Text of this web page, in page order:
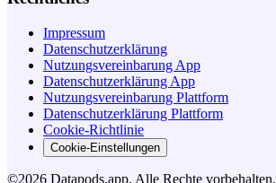
Impressum
Datenschutzerklärung
Nutzungsvereinbarung App
Datenschutzerklärung App
Nutzungsvereinbarung Plattform
Datenschutzerklärung Plattform
Cookie-Richtlinie
Cookie-Einstellungen
©2026 Datapods.app. Alle Rechte vorbehalten.